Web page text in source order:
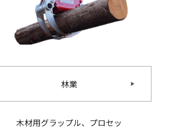
林業
木材用グラップル、プロセッ